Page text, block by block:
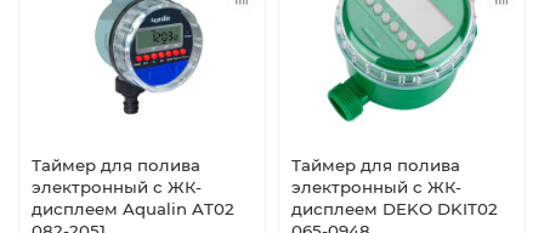
Таймер для полива
электронный c ЖК-
дисплеем Aqualin AT02
Таймер для полива
электронный c ЖК-
дисплеем DEKO DKIT02